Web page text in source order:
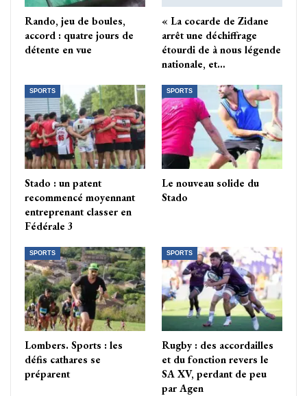
Rando, jeu de boules,
accord : quatre jours de
détente en vue
« La cocarde de Zidane
arrêt une déchiffrage
étourdi de à nous légende
nationale, et…
SPORTS
Stado : un patent
recommencé moyennant
entreprenant classer en
Fédérale 3
SPORTS
Le nouveau solide du
Stado
SPORTS
Lombers. Sports : les
défis cathares se
préparent
SPORTS
Rugby : des accordailles
et du fonction revers le
SA XV, perdant de peu
par Agen